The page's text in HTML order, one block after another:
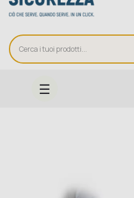
navigazione
☰